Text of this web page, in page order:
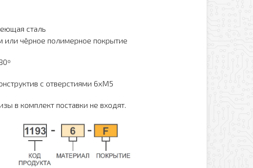
сталь
или чёрное полимерное покрытие
с отверстиями 6хМ5
в комплект поставки не входят.